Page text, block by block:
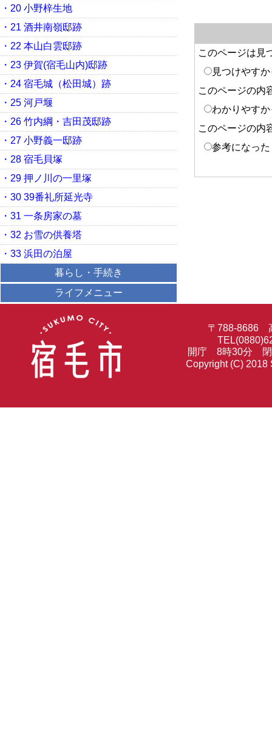
このページは見
見つけやす
このページの内
わかりやす
このページの内
参考になった
・20 小野梓生地
・21 酒井南嶺邸跡
・22 本山白雲邸跡
・23 伊賀(宿毛山内)邸跡
・24 宿毛城（松田城）跡
・25 河戸堰
・26 竹内綱・吉田茂邸跡
・27 小野義一邸跡
・28 宿毛貝塚
・29 押ノ川の一里塚
・30 39番礼所延光寺
・31 一条房家の墓
・32 お雪の供養塔
・33 浜田の泊屋
暮らし・手続き
ライフメニュー
〒788-8686
開庁 8時30分 閉
Copyright (C) 2018